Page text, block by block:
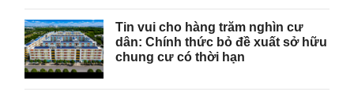
Tin vui cho hàng trăm nghìn cư
dân: Chính thức bỏ đề xuất sở hữu
chung cư có thời hạn